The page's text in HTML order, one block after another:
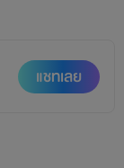
แชทเลย